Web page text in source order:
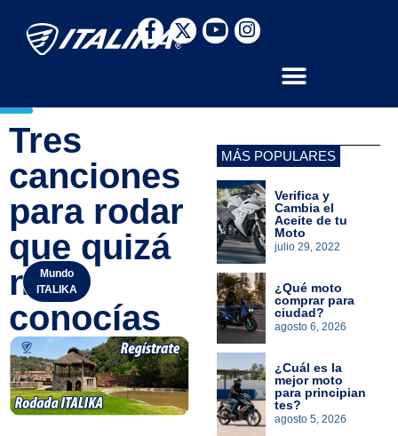
Tres
canciones
para rodar
que quizá
no
conocías
Mundo
ITALIKA
MÁS POPULARES
Verifica y
Cambia el
Aceite de tu
Moto
julio 29, 2022
¿Qué moto
comprar para
ciudad?
agosto 6, 2026
¿Cuál es la
mejor moto
para principian
tes?
agosto 5, 2026